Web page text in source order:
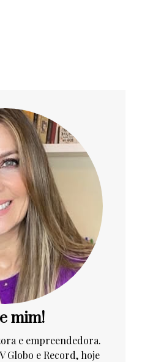
mim!
e empreendedora.
Globo e Record, hoje